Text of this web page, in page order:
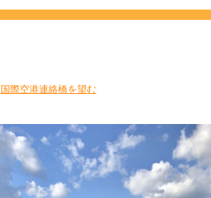
際空港連絡橋を望む